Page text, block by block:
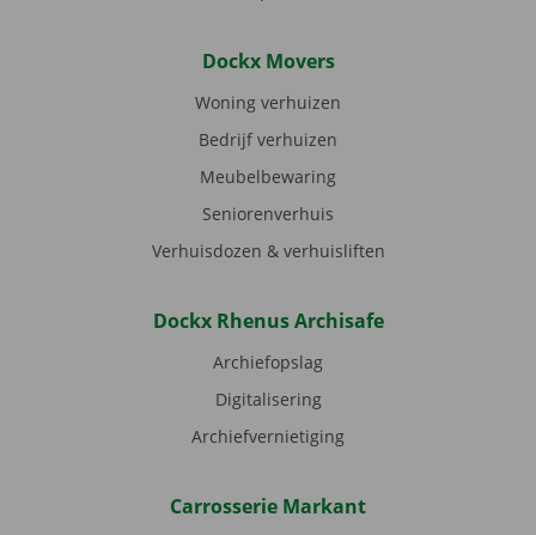
Dockx Movers
Woning verhuizen
Bedrijf verhuizen
Meubelbewaring
Seniorenverhuis
Verhuisdozen & verhuisliften
Dockx Rhenus Archisafe
Archiefopslag
Digitalisering
Archiefvernietiging
Carrosserie Markant